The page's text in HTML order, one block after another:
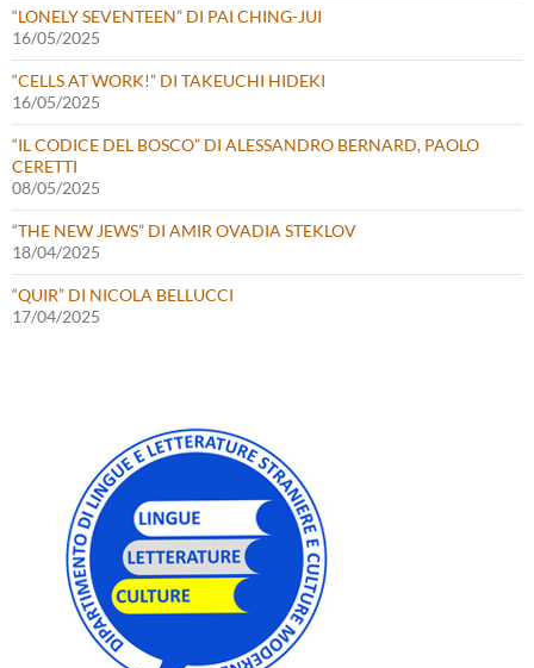
“LONELY SEVENTEEN” DI PAI CHING-JUI
16/05/2025
“CELLS AT WORK!” DI TAKEUCHI HIDEKI
16/05/2025
“IL CODICE DEL BOSCO” DI ALESSANDRO BERNARD, PAOLO
CERETTI
08/05/2025
“THE NEW JEWS” DI AMIR OVADIA STEKLOV
18/04/2025
“QUIR” DI NICOLA BELLUCCI
17/04/2025